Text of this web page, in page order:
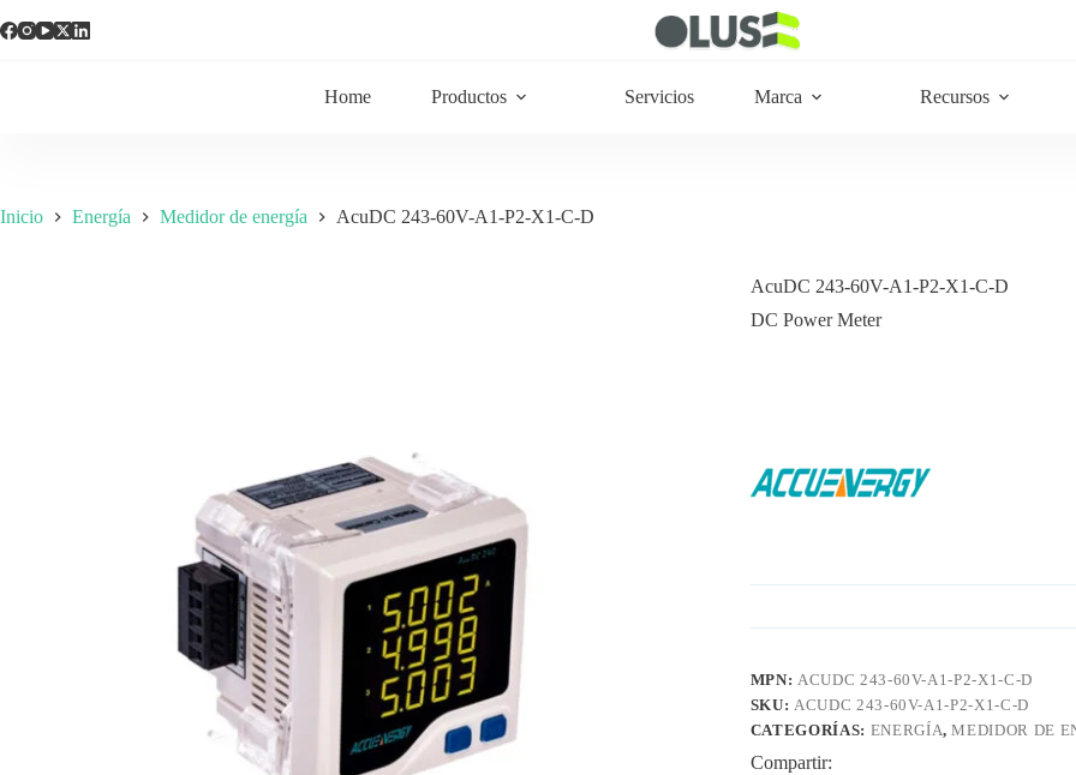
Home Productos Servicios Marca Recursos
Inicio Energía Medidor de energía AcuDC 243-60V-A1-P2-X1-C-D
AcuDC 243-60V-A1-P2-X1-C-D
DC Power Meter
MPN:ACUDC 243-60V-A1-P2-X1-C-D
SKU:ACUDC 243-60V-A1-P2-X1-C-D
CATEGORÍAS: ENERGÍA,MEDIDOR DE
Compartir: